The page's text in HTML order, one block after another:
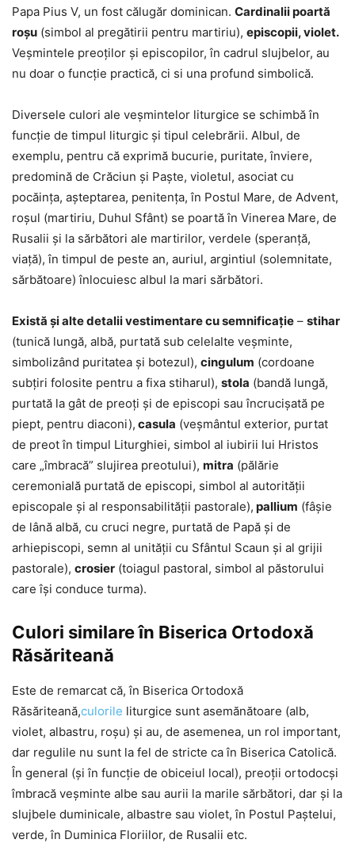
Papa Pius V, un fost călugăr dominican. Cardinalii poartă
roşu (simbol al pregătirii pentru martiriu), episcopii, violet.
Veșmintele preoților și episcopilor, în cadrul slujbelor, au
nu doar o funcție practică, ci si una profund simbolică.
Diversele culori ale veșmintelor liturgice se schimbă în
funcție de timpul liturgic și tipul celebrării. Albul, de
exemplu, pentru că exprimă bucurie, puritate, înviere,
predomină de Crăciun şi Paşte, violetul, asociat cu
pocăinţa, aşteptarea, penitenţa, în Postul Mare, de Advent,
roşul (martiriu, Duhul Sfânt) se poartă în Vinerea Mare, de
Rusalii şi la sărbători ale martirilor, verdele (speranţă,
viaţă), în timpul de peste an, auriul, argintiul (solemnitate,
sărbătoare) înlocuiesc albul la mari sărbători.
Există şi alte detalii vestimentare cu semnificaţie – stihar
(tunică lungă, albă, purtată sub celelalte veșminte,
simbolizând puritatea şi botezul), cingulum (cordoane
subțiri folosite pentru a fixa stiharul), stola (bandă lungă,
purtată la gât de preoți și de episcopi sau încrucișată pe
piept, pentru diaconi), casula (veșmântul exterior, purtat
de preot în timpul Liturghiei, simbol al iubirii lui Hristos
care „îmbracă” slujirea preotului), mitra (pălărie
ceremonială purtată de episcopi, simbol al autorității
episcopale și al responsabilității pastorale), pallium (fâșie
de lână albă, cu cruci negre, purtată de Papă și de
arhiepiscopi, semn al unității cu Sfântul Scaun și al grijii
pastorale), crosier (toiagul pastoral, simbol al păstorului
care își conduce turma).
Culori similare în Biserica Ortodoxă
Răsăriteană
Este de remarcat că, în Biserica Ortodoxă
Răsăriteană,culorile liturgice sunt asemănătoare (alb,
violet, albastru, roşu) şi au, de asemenea, un rol important,
dar regulile nu sunt la fel de stricte ca în Biserica Catolică.
În general (şi în funcţie de obiceiul local), preoţii ortodocşi
îmbracă veşminte albe sau aurii la marile sărbători, dar şi la
slujbele duminicale, albastre sau violet, în Postul Paştelui,
verde, în Duminica Floriilor, de Rusalii etc.